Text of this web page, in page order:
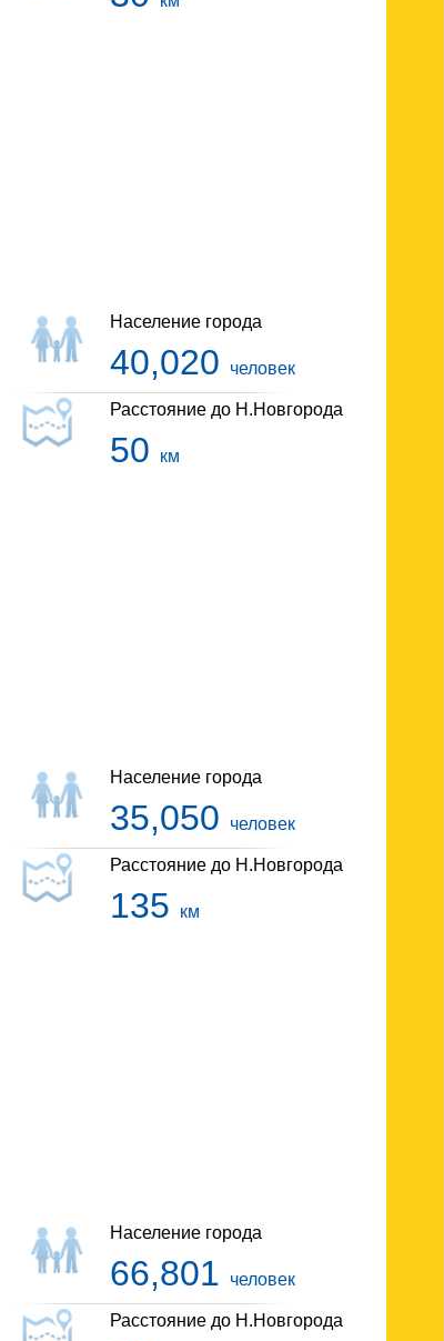
Население города
40,020 человек
Расстояние до Н.Новгорода
50 км
Население города
35,050 человек
Расстояние до Н.Новгорода
135 км
Население города
66,801 человек
Расстояние до Н.Новгорода